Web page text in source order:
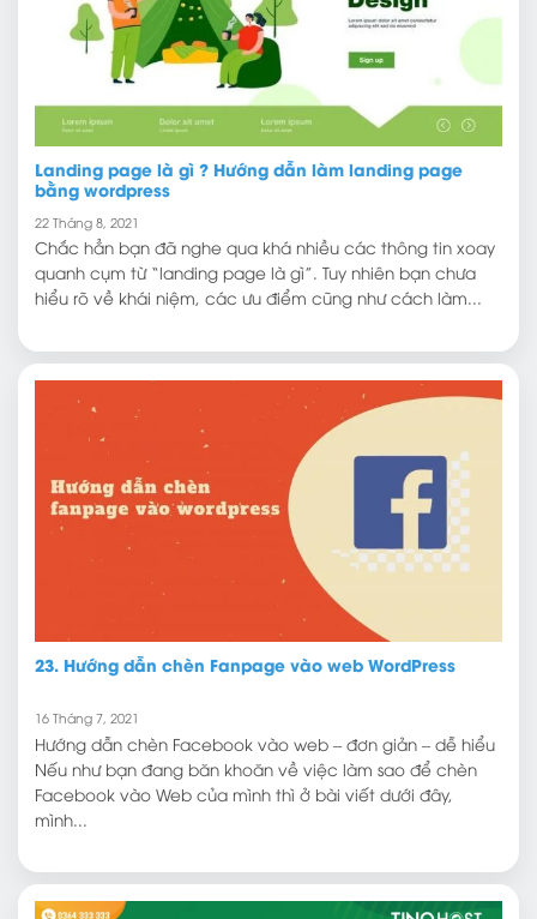
Landing page là gì ? Hướng dẫn làm landing page
bằng wordpress
22 Tháng 8, 2021
Chắc hẳn bạn đã nghe qua khá nhiều các thông tin xoay
quanh cụm từ “landing page là gì”. Tuy nhiên bạn chưa
hiểu rõ về khái niệm, các ưu điểm cũng như cách làm...
23. Hướng dẫn chèn Fanpage vào web WordPress
16 Tháng 7, 2021
Hướng dẫn chèn Facebook vào web – đơn giản – dễ hiểu
Nếu như bạn đang băn khoăn về việc làm sao để chèn
Facebook vào Web của mình thì ở bài viết dưới đây,
mình...